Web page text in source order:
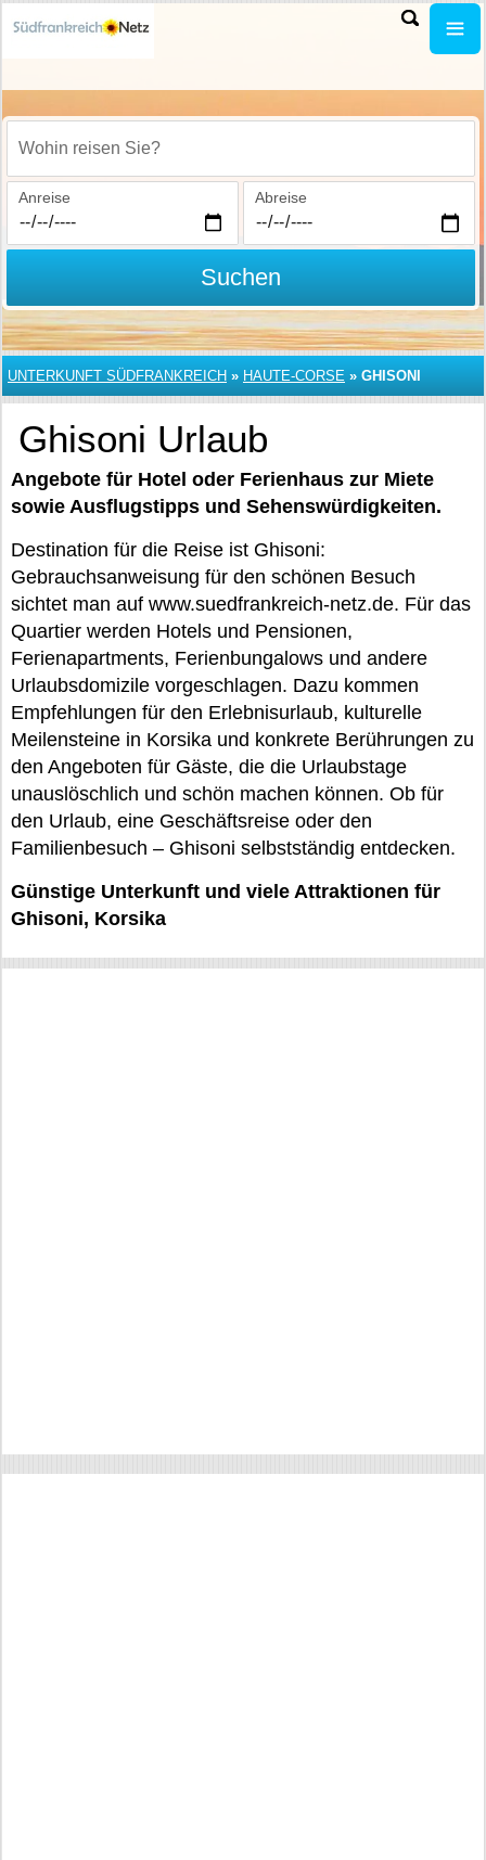
Wohin reisen Sie?
Anreise Abreise
Suchen
UNTERKUNFT SÜDFRANKREICH » HAUTE-CORSE » GHISONI
Ghisoni Urlaub
Angebote für Hotel oder Ferienhaus zur Miete
sowie Ausflugstipps und Sehenswürdigkeiten.
Destination für die Reise ist Ghisoni:
Gebrauchsanweisung für den schönen Besuch
sichtet man auf www.suedfrankreich-netz.de. Für das
Quartier werden Hotels und Pensionen,
Ferienapartments, Ferienbungalows und andere
Urlaubsdomizile vorgeschlagen. Dazu kommen
Empfehlungen für den Erlebnisurlaub, kulturelle
Meilensteine in Korsika und konkrete Berührungen zu
den Angeboten für Gäste, die die Urlaubstage
unauslöschlich und schön machen können. Ob für
den Urlaub, eine Geschäftsreise oder den
Familienbesuch – Ghisoni selbstständig entdecken.
Günstige Unterkunft und viele Attraktionen für
Ghisoni, Korsika